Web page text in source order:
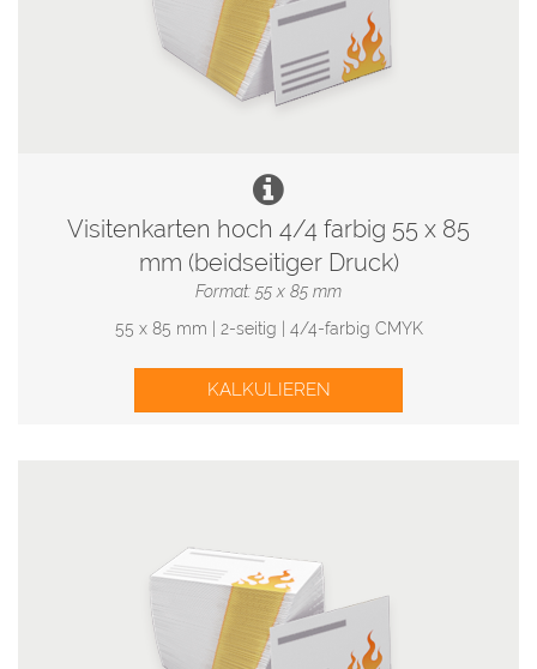
Visitenkarten hoch 4/4 farbig 55 x 85
mm (beidseitiger Druck)
Format: 55 x 85 mm
55 x 85 mm | 2-seitig | 4/4-farbig CMYK
KALKULIEREN